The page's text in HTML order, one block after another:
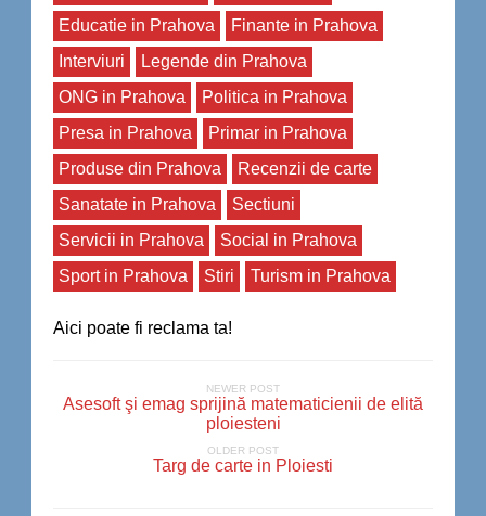
Educatie in Prahova
Finante in Prahova
Interviuri
Legende din Prahova
ONG in Prahova
Politica in Prahova
Presa in Prahova
Primar in Prahova
Produse din Prahova
Recenzii de carte
Sanatate in Prahova
Sectiuni
Servicii in Prahova
Social in Prahova
Sport in Prahova
Stiri Turism in Prahova
Aici poate fi reclama ta!
NEWER POST
Asesoft şi emag sprijină matematicienii de elită
ploiesteni
OLDER POST
Targ de carte in Ploiesti